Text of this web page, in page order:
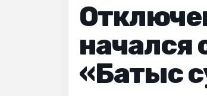
начался
«Батыс